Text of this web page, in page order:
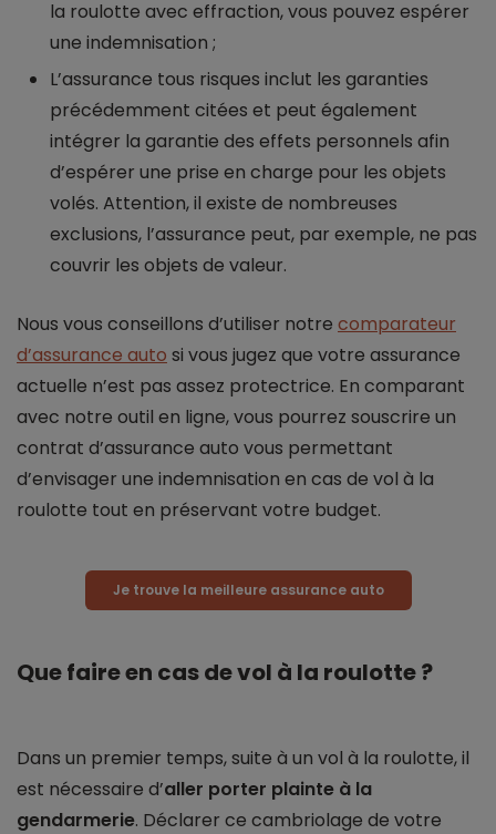
la roulotte avec effraction, vous pouvez espérer
une indemnisation ;
L’assurance tous risques inclut les garanties
précédemment citées et peut également
intégrer la garantie des effets personnels afin
d’espérer une prise en charge pour les objets
volés. Attention, il existe de nombreuses
exclusions, l’assurance peut, par exemple, ne pas
couvrir les objets de valeur.
Nous vous conseillons d’utiliser notre comparateur
d’assurance auto si vous jugez que votre assurance
actuelle n’est pas assez protectrice. En comparant
avec notre outil en ligne, vous pourrez souscrire un
contrat d’assurance auto vous permettant
d’envisager une indemnisation en cas de vol à la
roulotte tout en préservant votre budget.
Je trouve la meilleure assurance auto
Que faire en cas de vol à la roulotte ?
Dans un premier temps, suite à un vol à la roulotte, il
est nécessaire d’aller porter plainte à la
gendarmerie. Déclarer ce cambriolage de votre